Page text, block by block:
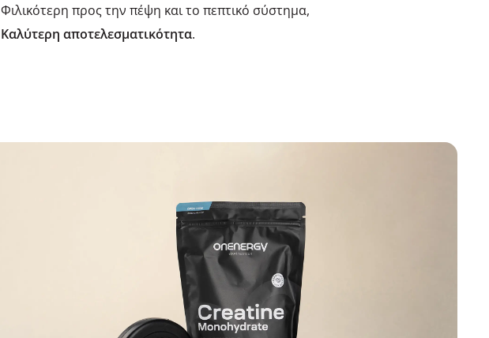
Φιλικότερη προς την πέψη και το πεπτικό σύστημα,
Καλύτερη αποτελεσματικότητα.